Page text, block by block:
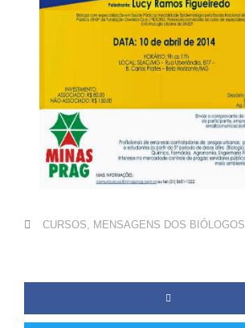
CURSOS, MENSAGENS DOS BIÓLOGOS